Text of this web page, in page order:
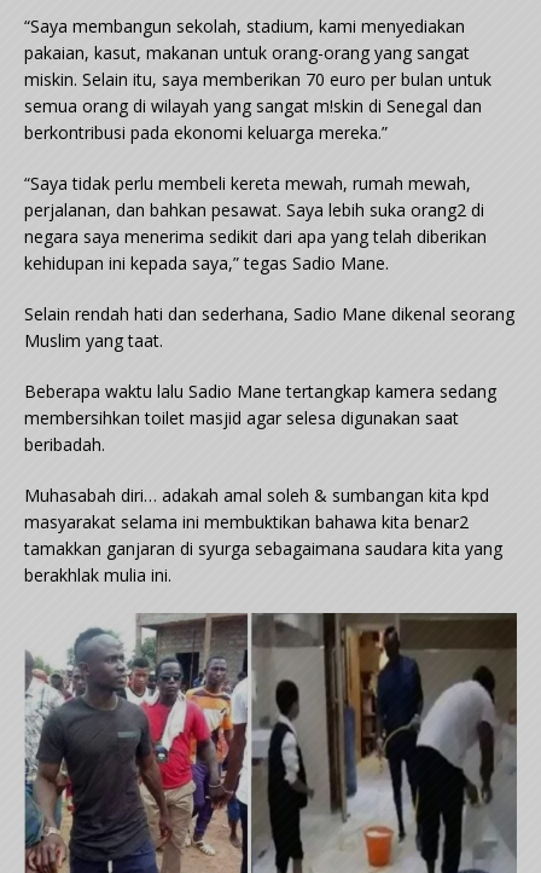
“Saya membangun sekolah, stadium, kami menyediakan
pakaian, kasut, makanan untuk orang-orang yang sangat
miskin. Selain itu, saya memberikan 70 euro per bulan untuk
semua orang di wilayah yang sangat m!skin di Senegal dan
berkontribusi pada ekonomi keluarga mereka.”
“Saya tidak perlu membeli kereta mewah, rumah mewah,
perjalanan, dan bahkan pesawat. Saya lebih suka orang2 di
negara saya menerima sedikit dari apa yang telah diberikan
kehidupan ini kepada saya,” tegas Sadio Mane.
Selain rendah hati dan sederhana, Sadio Mane dikenal seorang
Muslim yang taat.
Beberapa waktu lalu Sadio Mane tertangkap kamera sedang
membersihkan toilet masjid agar selesa digunakan saat
beribadah.
Muhasabah diri… adakah amal soleh & sumbangan kita kpd
masyarakat selama ini membuktikan bahawa kita benar2
tamakkan ganjaran di syurga sebagaimana saudara kita yang
berakhlak mulia ini.